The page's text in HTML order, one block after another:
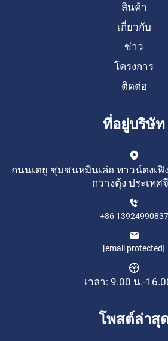
สินค้า
เกี่ยวกับ
ข่าว
โครงการ
ติดต่อ
ที่อยู่บริษัท
ถนนเดยู ชุมชนหมินเล่อ ทาวน์ดงเ
กวางตุ้ง ประเทศ
+86 13924990837
[email protected]
เวลา: 9.00 น.-
โพสต์ล่าสุ